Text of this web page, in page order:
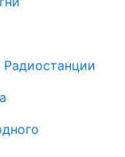
Радиостанции